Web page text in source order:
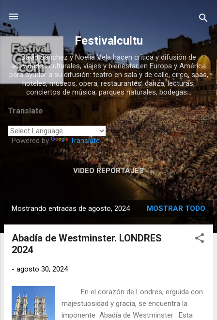
Festivalcultu
David Sanchez y Noelia Vela hacen crítica y difusión de
actividades culturales, viajes y bienestar en Europa y América
para ayudar a su difusión: teatro en sala y de calle, circo, spas,
hoteles, museos, opera, restaurantes, danza, lecturas,
conciertos de música, parques naturales, bodegas...
Translate
Powered by Translate
VIDEO REPORTAJES
n
Mostrando entradas de agosto, 2024 MOSTRAR TODO
Abadía de Westminster. LONDRES
2024
- agosto 30, 2024
En el corazón de Londres, erguida con
majestuosidad y gracia, se encuentra la
imponente Abadía de Westminster . Esta